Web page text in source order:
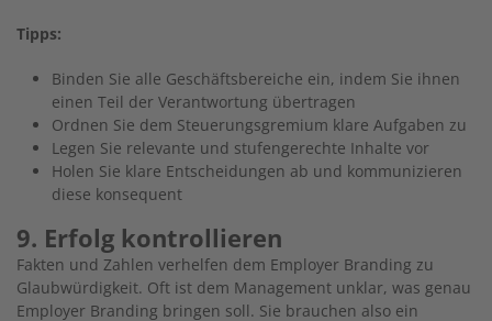
Tipps:
Binden Sie alle Geschäftsbereiche ein, indem Sie ihnen
einen Teil der Verantwortung übertragen
Ordnen Sie dem Steuerungsgremium klare Aufgaben zu
Legen Sie relevante und stufengerechte Inhalte vor
Holen Sie klare Entscheidungen ab und kommunizieren
diese konsequent
9. Erfolg kontrollieren
Fakten und Zahlen verhelfen dem Employer Branding zu
Glaubwürdigkeit. Oft ist dem Management unklar, was genau
Employer Branding bringen soll. Sie brauchen also ein